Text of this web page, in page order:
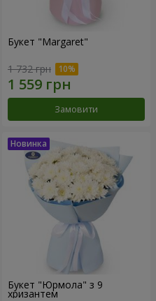
Букет "Margaret"
1 732 грн
Замовити
Букет "Юрмола" з 9
хризантем